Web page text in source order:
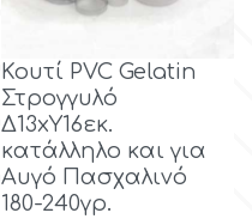
Κουτί PVC Gelatin
Στρογγυλό
Δ13xY16εκ.
κατάλληλο και για
Αυγό Πασχαλινό
180-240γρ.